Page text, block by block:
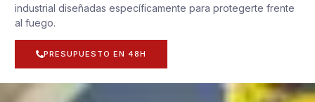
industrial diseñadas específicamente para protegerte frente
al fuego.
PRESUPUESTO EN 48H